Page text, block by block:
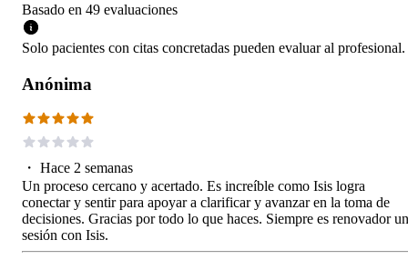
Basado en 49 evaluaciones
Solo pacientes con citas concretadas pueden evaluar al profesional.
Anónima
・ Hace 2 semanas
Un proceso cercano y acertado. Es increíble como Isis logra
conectar y sentir para apoyar a clarificar y avanzar en la toma de
decisiones. Gracias por todo lo que haces. Siempre es renovador
sesión con Isis.